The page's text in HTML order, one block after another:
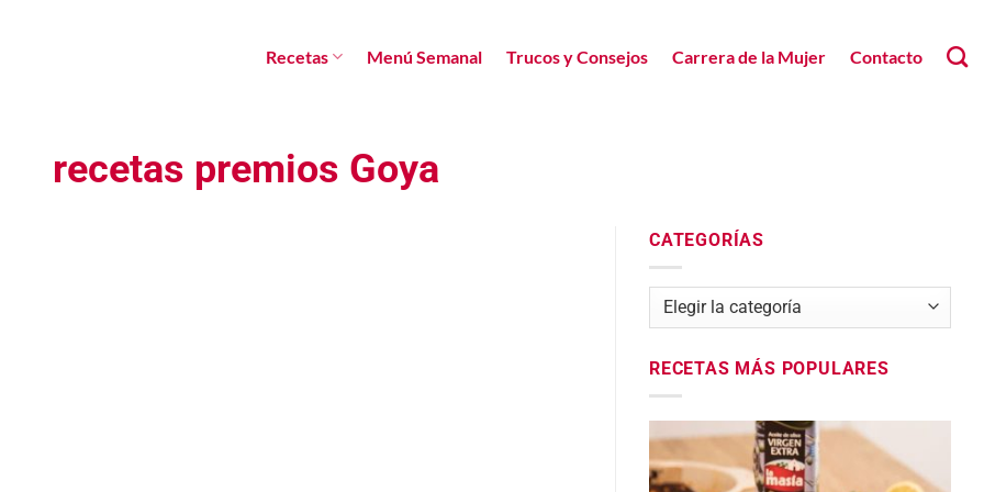
Recetas Menú Semanal Trucos y Consejos Carrera de la Mujer Contacto
recetas premios Goya
CATEGORÍAS
Categorías
RECETAS MÁS POPULARES